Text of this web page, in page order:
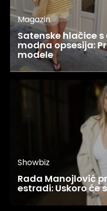
Magazin
Satenske hlačice
modna opsesija:
modele
Showbiz
Rada Manojlović
estradi: Uskoro će